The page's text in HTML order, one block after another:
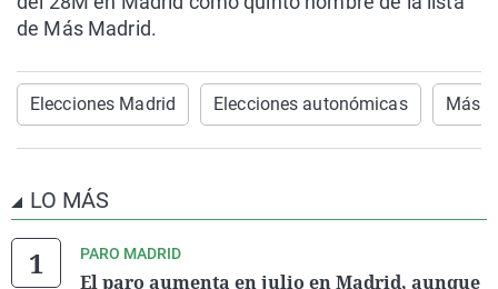
de Más Madrid.
Elecciones Madrid Elecciones autonómicas Más
LO MÁS
PARO MADRID
El paro aumenta en julio en Madrid, aunque